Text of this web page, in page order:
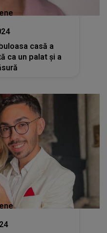
casă a
ca un palat și a